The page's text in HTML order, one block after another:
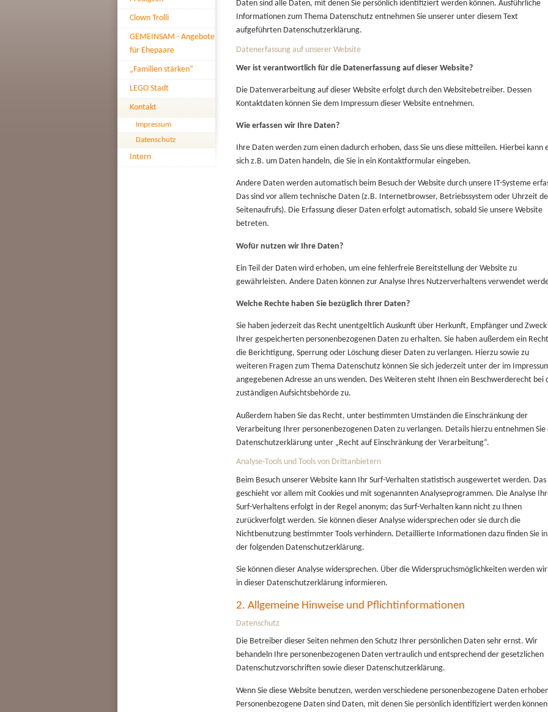
Clown Trolli
GEMEINSAM - Angebote
für Ehepaare
„Familien stärken“
LEGO Stadt
Kontakt
Impressum
Datenschutz
Intern
Daten sind alle Daten, mit denen Sie persönlich identifiziert werden können. Ausführliche
Informationen zum Thema Datenschutz entnehmen Sie unserer unter diesem Text
aufgeführten Datenschutzerklärung.
Datenerfassung auf unserer Website
Wer ist verantwortlich für die Datenerfassung auf dieser Website?
Die Datenverarbeitung auf dieser Website erfolgt durch den Websitebetreiber. Dessen
Kontaktdaten können Sie dem Impressum dieser Website entnehmen.
Wie erfassen wir Ihre Daten?
Ihre Daten werden zum einen dadurch erhoben, dass Sie uns diese mitteilen. Hierbei kann
sich z.B. um Daten handeln, die Sie in ein Kontaktformular eingeben.
Andere Daten werden automatisch beim Besuch der Website durch unsere IT-Systeme
Das sind vor allem technische Daten (z.B. Internetbrowser, Betriebssystem oder Uhrzeit
Seitenaufrufs). Die Erfassung dieser Daten erfolgt automatisch, sobald Sie unsere Website
betreten.
Wofür nutzen wir Ihre Daten?
Ein Teil der Daten wird erhoben, um eine fehlerfreie Bereitstellung der Website zu
gewährleisten. Andere Daten können zur Analyse Ihres Nutzerverhaltens verwendet
Welche Rechte haben Sie bezüglich Ihrer Daten?
Sie haben jederzeit das Recht unentgeltlich Auskunft über Herkunft, Empfänger und Zweck
Ihrer gespeicherten personenbezogenen Daten zu erhalten. Sie haben außerdem ein
die Berichtigung, Sperrung oder Löschung dieser Daten zu verlangen. Hierzu sowie zu
weiteren Fragen zum Thema Datenschutz können Sie sich jederzeit unter der im
angegebenen Adresse an uns wenden. Des Weiteren steht Ihnen ein Beschwerderecht bei
zuständigen Aufsichtsbehörde zu.
Außerdem haben Sie das Recht, unter bestimmten Umständen die Einschränkung der
Verarbeitung Ihrer personenbezogenen Daten zu verlangen. Details hierzu entnehmen Sie
Datenschutzerklärung unter „Recht auf Einschränkung der Verarbeitung“.
Analyse-Tools und Tools von Drittanbietern
Beim Besuch unserer Website kann Ihr Surf-Verhalten statistisch ausgewertet werden. Das
geschieht vor allem mit Cookies und mit sogenannten Analyseprogrammen. Die Analyse
Surf-Verhaltens erfolgt in der Regel anonym; das Surf-Verhalten kann nicht zu Ihnen
zurückverfolgt werden. Sie können dieser Analyse widersprechen oder sie durch die
Nichtbenutzung bestimmter Tools verhindern. Detaillierte Informationen dazu finden Sie in
der folgenden Datenschutzerklärung.
Sie können dieser Analyse widersprechen. Über die Widerspruchsmöglichkeiten werden wir
in dieser Datenschutzerklärung informieren.
2. Allgemeine Hinweise und Pflichtinformationen
Datenschutz
Die Betreiber dieser Seiten nehmen den Schutz Ihrer persönlichen Daten sehr ernst. Wir
behandeln Ihre personenbezogenen Daten vertraulich und entsprechend der gesetzlichen
Datenschutzvorschriften sowie dieser Datenschutzerklärung.
Wenn Sie diese Website benutzen, werden verschiedene personenbezogene Daten
Personenbezogene Daten sind Daten, mit denen Sie persönlich identifiziert werden